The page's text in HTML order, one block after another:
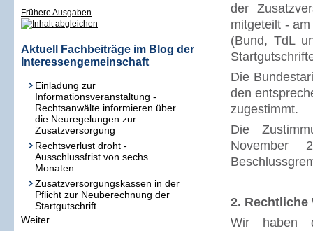
Frühere Ausgaben
Aktuell Fachbeiträge im Blog der
Interessengemeinschaft
Einladung zur
Informationsveranstaltung -
Rechtsanwälte informieren über
die Neuregelungen zur
Zusatzversorgung
Rechtsverlust droht -
Ausschlussfrist von sechs
Monaten
Zusatzversorgungskassen in der
Pflicht zur Neuberechnung der
Startgutschrift
Weiter
der
mitgeteilt -
(Bund, TdL
Die
den
zugestimmt.
Die
November
2. Rechtliche
Wir haben